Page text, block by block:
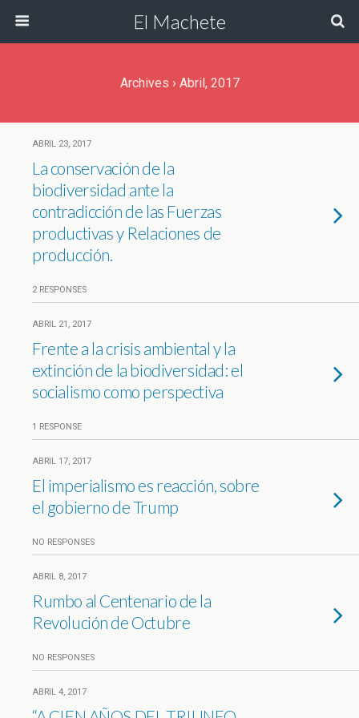
El Machete
Archives › Abril, 2017
ABRIL 23, 2017
La conservación de la
biodiversidad ante la
contradicción de las Fuerzas
productivas y Relaciones de
producción.
2 RESPONSES
ABRIL 21, 2017
Frente a la crisis ambiental y la
extinción de la biodiversidad: el
socialismo como perspectiva
1 RESPONSE
ABRIL 17, 2017
El imperialismo es reacción, sobre
el gobierno de Trump
NO RESPONSES
ABRIL 8, 2017
Rumbo al Centenario de la
Revolución de Octubre
NO RESPONSES
ABRIL 4, 2017